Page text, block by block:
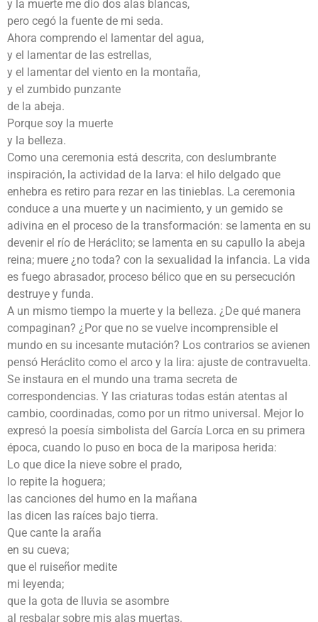
y la muerte me dio dos alas blancas,
pero cegó la fuente de mi seda.
Ahora comprendo el lamentar del agua,
y el lamentar de las estrellas,
y el lamentar del viento en la montaña,
y el zumbido punzante
de la abeja.
Porque soy la muerte
y la belleza.
Como una ceremonia está descrita, con deslumbrante
inspiración, la actividad de la larva: el hilo delgado que
enhebra es retiro para rezar en las tinieblas. La ceremonia
conduce a una muerte y un nacimiento, y un gemido se
adivina en el proceso de la transformación: se lamenta en su
devenir el río de Heráclito; se lamenta en su capullo la abeja
reina; muere ¿no toda? con la sexualidad la infancia. La vida
es fuego abrasador, proceso bélico que en su persecución
destruye y funda.
A un mismo tiempo la muerte y la belleza. ¿De qué manera
compaginan? ¿Por que no se vuelve incomprensible el
mundo en su incesante mutación? Los contrarios se avienen
pensó Heráclito como el arco y la lira: ajuste de contravuelta.
Se instaura en el mundo una trama secreta de
correspondencias. Y las criaturas todas están atentas al
cambio, coordinadas, como por un ritmo universal. Mejor lo
expresó la poesía simbolista del García Lorca en su primera
época, cuando lo puso en boca de la mariposa herida:
Lo que dice la nieve sobre el prado,
lo repite la hoguera;
las canciones del humo en la mañana
las dicen las raíces bajo tierra.
Que cante la araña
en su cueva;
que el ruiseñor medite
mi leyenda;
que la gota de lluvia se asombre
al resbalar sobre mis alas muertas.